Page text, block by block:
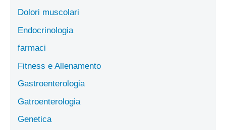
Dolori muscolari
Endocrinologia
farmaci
Fitness e Allenamento
Gastroenterologia
Gatroenterologia
Genetica